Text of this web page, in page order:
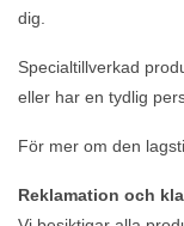
dig.
Specialtillverkad
eller har en tydlig
För mer om den
Reklamation och